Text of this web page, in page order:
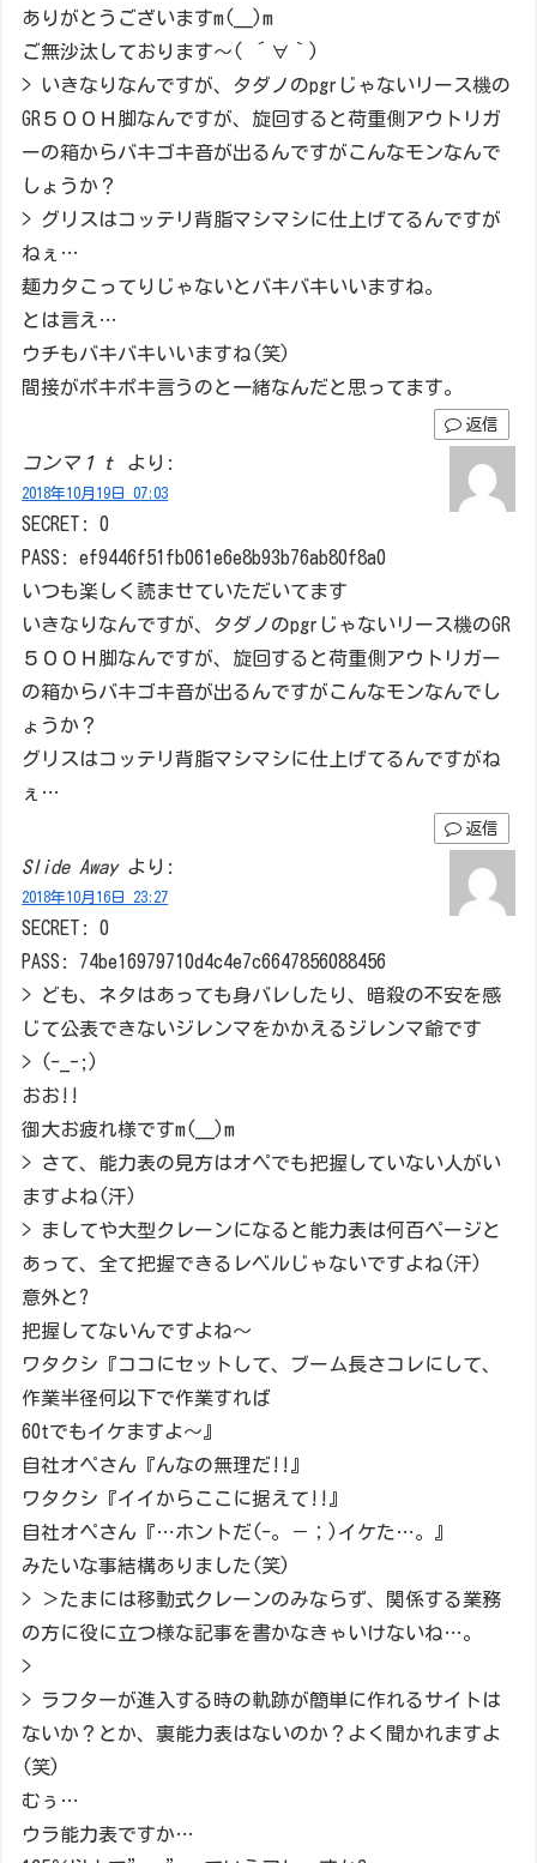
ありがとうございますm(__)m
ご無沙汰しております～( ´∀｀)
> いきなりなんですが、タダノのpgrじゃないリース機の
GR５００Ｈ脚なんですが、旋回すると荷重側アウトリガ
ーの箱からバキゴキ音が出るんですがこんなモンなんで
しょうか？
> グリスはコッテリ背脂マシマシに仕上げてるんですが
ねぇ…
麺カタこってりじゃないとバキバキいいますね。
とは言え…
ウチもバキバキいいますね(笑)
間接がポキポキ言うのと一緒なんだと思ってます。
返信
コンマ１ｔ より:
2018年10月19日 07:03
SECRET: 0
PASS: ef9446f51fb061e6e8b93b76ab80f8a0
いつも楽しく読ませていただいてます
いきなりなんですが、タダノのpgrじゃないリース機のGR
５００Ｈ脚なんですが、旋回すると荷重側アウトリガー
の箱からバキゴキ音が出るんですがこんなモンなんでし
ょうか？
グリスはコッテリ背脂マシマシに仕上げてるんですがね
ぇ…
返信
Slide Away より:
2018年10月16日 23:27
SECRET: 0
PASS: 74be16979710d4c4e7c6647856088456
> ども、ネタはあっても身バレしたり、暗殺の不安を感
じて公表できないジレンマをかかえるジレンマ爺です
> (-_-;)
おお!!
御大お疲れ様ですm(__)m
> さて、能力表の見方はオペでも把握していない人がい
ますよね(汗)
> ましてや大型クレーンになると能力表は何百ページと
あって、全て把握できるレベルじゃないですよね(汗)
意外と?
把握してないんですよね～
ワタクシ『ココにセットして、ブーム長さコレにして、
作業半径何以下で作業すれば
60tでもイケますよ～』
自社オペさん『んなの無理だ!!』
ワタクシ『イイからここに据えて!!』
自社オペさん『…ホントだ(-。－；)イケた…。』
みたいな事結構ありました(笑)
> ＞たまには移動式クレーンのみならず、関係する業務
の方に役に立つ様な記事を書かなきゃいけないね…。
>
> ラフターが進入する時の軌跡が簡単に作れるサイトは
ないか？とか、裏能力表はないのか？よく聞かれますよ
(笑)
むぅ…
ウラ能力表ですか…